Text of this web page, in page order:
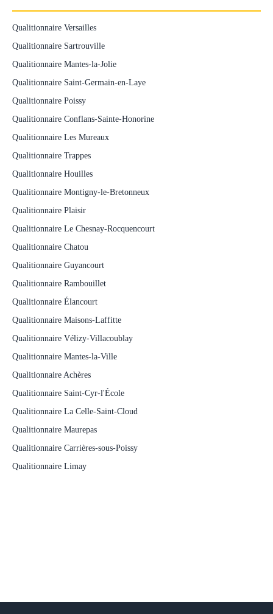
Qualitionnaire Versailles
Qualitionnaire Sartrouville
Qualitionnaire Mantes-la-Jolie
Qualitionnaire Saint-Germain-en-Laye
Qualitionnaire Poissy
Qualitionnaire Conflans-Sainte-Honorine
Qualitionnaire Les Mureaux
Qualitionnaire Trappes
Qualitionnaire Houilles
Qualitionnaire Montigny-le-Bretonneux
Qualitionnaire Plaisir
Qualitionnaire Le Chesnay-Rocquencourt
Qualitionnaire Chatou
Qualitionnaire Guyancourt
Qualitionnaire Rambouillet
Qualitionnaire Élancourt
Qualitionnaire Maisons-Laffitte
Qualitionnaire Vélizy-Villacoublay
Qualitionnaire Mantes-la-Ville
Qualitionnaire Achères
Qualitionnaire Saint-Cyr-l'École
Qualitionnaire La Celle-Saint-Cloud
Qualitionnaire Maurepas
Qualitionnaire Carrières-sous-Poissy
Qualitionnaire Limay